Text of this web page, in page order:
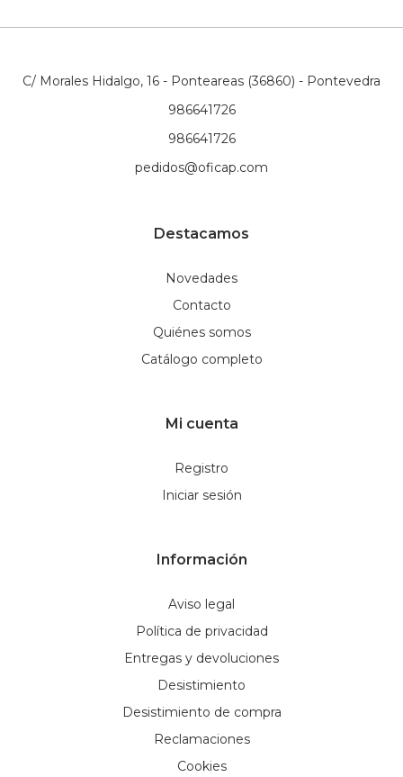
C/ Morales Hidalgo, 16 - Ponteareas (36860) - Pontevedra
986641726
986641726
pedidos@oficap.com
Destacamos
Novedades
Contacto
Quiénes somos
Catálogo completo
Mi cuenta
Registro
Iniciar sesión
Información
Aviso legal
Política de privacidad
Entregas y devoluciones
Desistimiento
Desistimiento de compra
Reclamaciones
Cookies